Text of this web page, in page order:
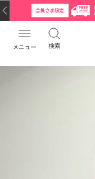
メニュー 検索